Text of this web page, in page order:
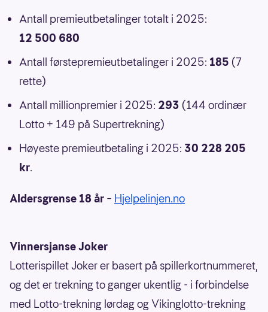
Antall premieutbetalinger totalt i 2025:
12 500 680
Antall førstepremieutbetalinger i 2025: 185 (7
rette)
Antall millionpremier i 2025: 293 (144 ordinær
Lotto + 149 på Supertrekning)
Høyeste premieutbetaling i 2025: 30 228 205
kr.
Aldersgrense 18 år – Hjelpelinjen.no
Vinnersjanse Joker
Lotterispillet Joker er basert på spillerkortnummeret,
og det er trekning to ganger ukentlig - i forbindelse
med Lotto-trekning lørdag og Vikinglotto-trekning